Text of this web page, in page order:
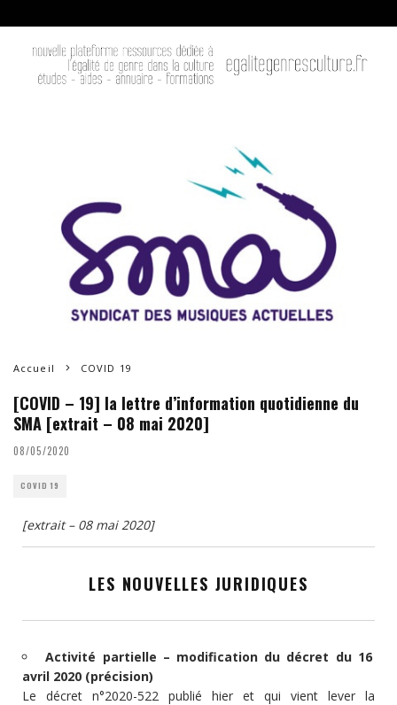
Accueil COVID 19
[COVID – 19] la lettre d’information quotidienne du
SMA [extrait – 08 mai 2020]
08/05/2020
COVID 19
[extrait – 08 mai 2020]
LES NOUVELLES JURIDIQUES
Activité partielle – modification du décret du 16
avril 2020 (précision)
Le décret n°2020-522 publié hier et qui vient lever la